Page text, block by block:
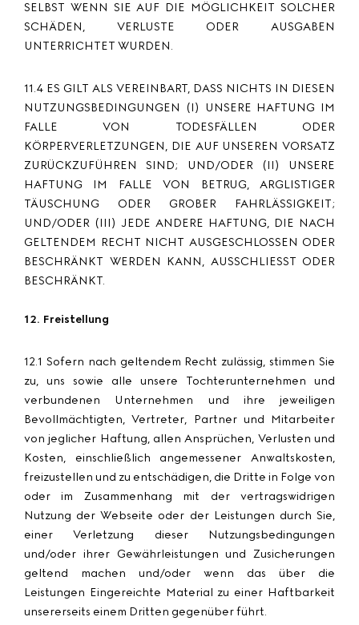
SELBST WENN SIE AUF DIE MÖGLICHKEIT SOLCHER
SCHÄDEN, VERLUSTE ODER AUSGABEN
UNTERRICHTET WURDEN.
11.4 ES GILT ALS VEREINBART, DASS NICHTS IN DIESEN
NUTZUNGSBEDINGUNGEN (I) UNSERE HAFTUNG IM
FALLE VON TODESFÄLLEN ODER
KÖRPERVERLETZUNGEN, DIE AUF UNSEREN VORSATZ
ZURÜCKZUFÜHREN SIND; UND/ODER (II) UNSERE
HAFTUNG IM FALLE VON BETRUG, ARGLISTIGER
TÄUSCHUNG ODER GROBER FAHRLÄSSIGKEIT;
UND/ODER (III) JEDE ANDERE HAFTUNG, DIE NACH
GELTENDEM RECHT NICHT AUSGESCHLOSSEN ODER
BESCHRÄNKT WERDEN KANN, AUSSCHLIESST ODER
BESCHRÄNKT.
12. Freistellung
12.1 Sofern nach geltendem Recht zulässig, stimmen Sie
zu, uns sowie alle unsere Tochterunternehmen und
verbundenen Unternehmen und ihre jeweiligen
Bevollmächtigten, Vertreter, Partner und Mitarbeiter
von jeglicher Haftung, allen Ansprüchen, Verlusten und
Kosten, einschließlich angemessener Anwaltskosten,
freizustellen und zu entschädigen, die Dritte in Folge von
oder im Zusammenhang mit der vertragswidrigen
Nutzung der Webseite oder der Leistungen durch Sie,
einer Verletzung dieser Nutzungsbedingungen
und/oder ihrer Gewährleistungen und Zusicherungen
geltend machen und/oder wenn das über die
Leistungen Eingereichte Material zu einer Haftbarkeit
unsererseits einem Dritten gegenüber führt.